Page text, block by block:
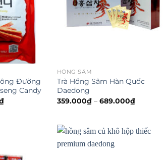
Đường
Candy
Giá
HỒNG SÂM
Trà Hồng Sâm Hàn Quốc
Daedong
359.000₫– 689.000₫